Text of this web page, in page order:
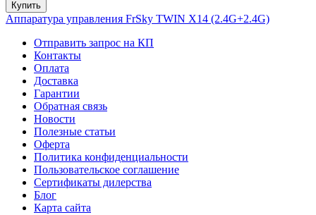
Купить
Аппаратура управления FrSky TWIN X14 (2.4G+2.4G)
Отправить запрос на КП
Контакты
Оплата
Доставка
Гарантии
Обратная связь
Новости
Полезные статьи
Оферта
Политика конфиденциальности
Пользовательское соглашение
Сертификаты дилерства
Блог
Карта сайта